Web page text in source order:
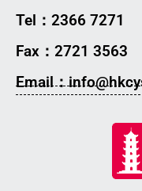
Tel：2366 7271
Fax：2721 3563
Email：